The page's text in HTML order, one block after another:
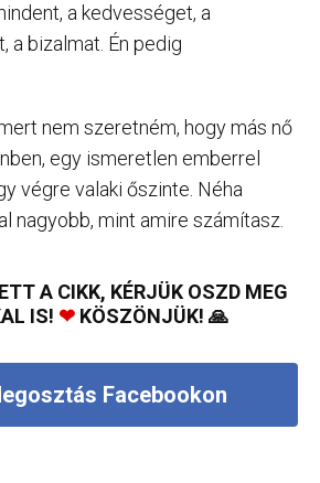
a kedvességet, a
a bizalmat. Én pedig
nem szeretném, hogy más nő
egy ismeretlen emberrel
végre valaki őszinte. Néha
nagyobb, mint amire számítasz.
A CIKK, KÉRJÜK OSZD MEG
IS! ❤KÖSZÖNJÜK! 🙏
Facebookon